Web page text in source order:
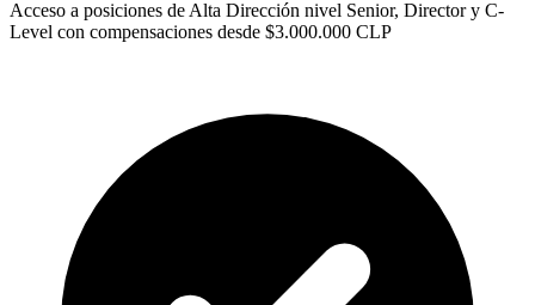
Acceso a posiciones de Alta Dirección nivel Senior, Director y C-
Level con compensaciones desde $3.000.000 CLP